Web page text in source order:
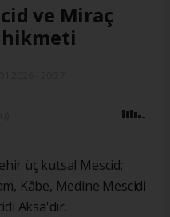
ve Miraç
üç kutsal Mescid;
Kâbe, Medine Mescidi
Aksa'dır.